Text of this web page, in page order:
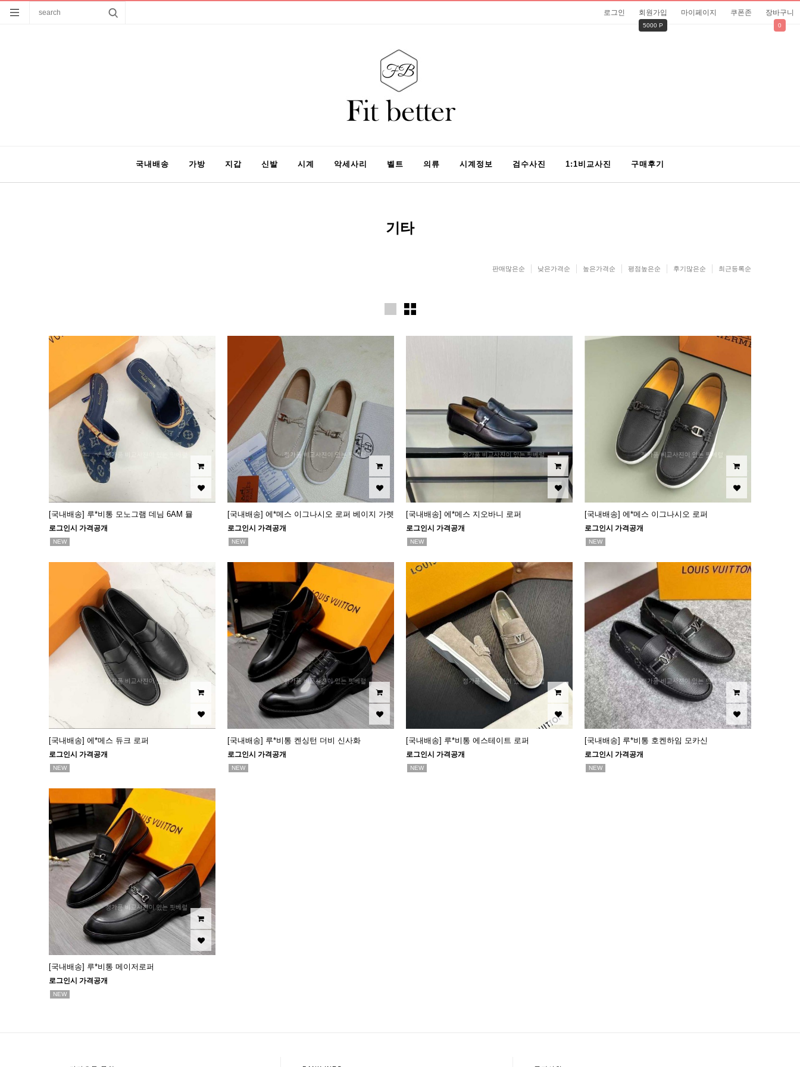
로그인 회원가입
5000 P
마이페이지 쿠폰존 장바구니
0
국내배송 가방 지갑 신발 시계 악세사리 벨트 의류 시계정보 검수사진 1:1비교사진 구매후기
기타
판매많은순 낮은가격순 높은가격순 평점높은순 후기많은순 최근등록순
[국내배송] 루*비통 모노그램 데님 6AM 뮬
로그인시 가격공개
NEW
[국내배송] 에*메스 이그나시오 로퍼 베이지 가렛
로그인시 가격공개
NEW
[국내배송] 에*메스 지오바니 로퍼
로그인시 가격공개
NEW
[국내배송] 에*메스 이그나시오 로퍼
로그인시 가격공개
NEW
[국내배송] 에*메스 듀크 로퍼
로그인시 가격공개
NEW
[국내배송] 루*비통 켄싱턴 더비 신사화
로그인시 가격공개
NEW
[국내배송] 루*비통 에스테이트 로퍼
로그인시 가격공개
NEW
[국내배송] 루*비통 호켄하임 모카신
로그인시 가격공개
NEW
[국내배송] 루*비통 메이저로퍼
로그인시 가격공개
NEW